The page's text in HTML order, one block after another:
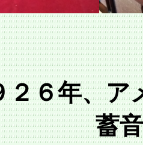
２６年、ア
蓄